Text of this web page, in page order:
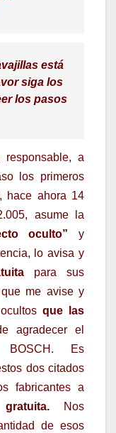
está
siga los
los pasos
a
los primeros
hace ahora 14
asume la
oculto” y
lo avisa y
para sus
me avise y
ocultosque las
agradecer el
BOSCH. Es
dos citados
fabricantes a
Nos
de esos